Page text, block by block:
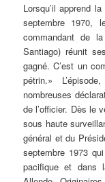
Lorsqu’il apprend
septembre 1970,
commandant de
Santiago) réunit
gagné. C’est un
pétrin.»
nombreuses
de l’officier. Dès le
sous haute
général et du
septembre 1973
pacifique et dans